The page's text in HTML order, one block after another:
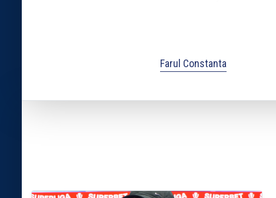
Farul Constanta